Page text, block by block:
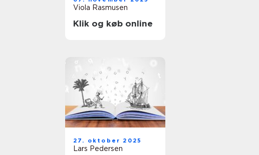
Viola Rasmusen
Klik og køb online
27. oktober 2025
Lars Pedersen